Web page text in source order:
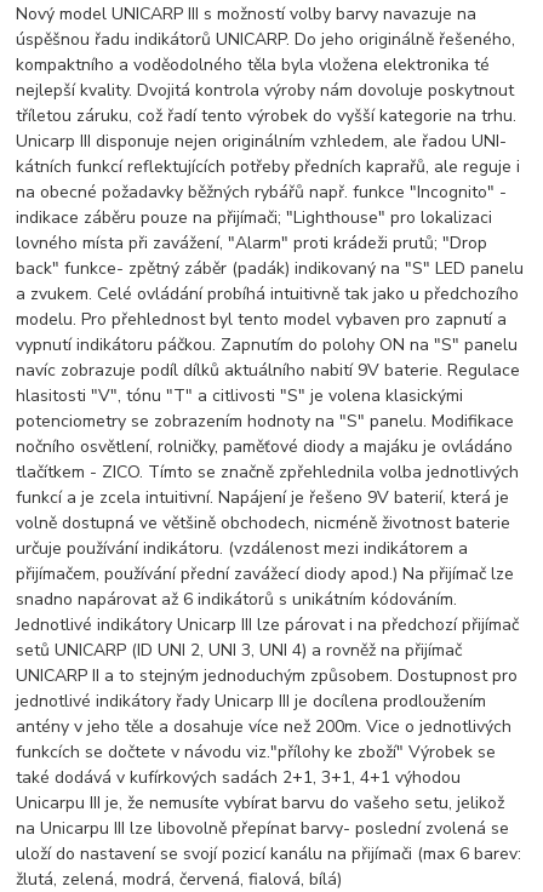
Nový model UNICARP III s možností volby barvy navazuje na
úspěšnou řadu indikátorů UNICARP. Do jeho originálně řešeného,
kompaktního a voděodolného těla byla vložena elektronika té
nejlepší kvality. Dvojitá kontrola výroby nám dovoluje poskytnout
tříletou záruku, což řadí tento výrobek do vyšší kategorie na trhu.
Unicarp III disponuje nejen originálním vzhledem, ale řadou UNI-
kátních funkcí reflektujících potřeby předních kaprařů, ale reguje i
na obecné požadavky běžných rybářů např. funkce "Incognito" -
indikace záběru pouze na přijímači; "Lighthouse" pro lokalizaci
lovného místa při zavážení, "Alarm" proti krádeži prutů; "Drop
back" funkce- zpětný záběr (padák) indikovaný na "S" LED panelu
a zvukem. Celé ovládání probíhá intuitivně tak jako u předchozího
modelu. Pro přehlednost byl tento model vybaven pro zapnutí a
vypnutí indikátoru páčkou. Zapnutím do polohy ON na "S" panelu
navíc zobrazuje podíl dílků aktuálního nabití 9V baterie. Regulace
hlasitosti "V", tónu "T" a citlivosti "S" je volena klasickými
potenciometry se zobrazením hodnoty na "S" panelu. Modifikace
nočního osvětlení, rolničky, paměťové diody a majáku je ovládáno
tlačítkem - ZICO. Tímto se značně zpřehlednila volba jednotlivých
funkcí a je zcela intuitivní. Napájení je řešeno 9V baterií, která je
volně dostupná ve většině obchodech, nicméně životnost baterie
určuje používání indikátoru. (vzdálenost mezi indikátorem a
přijímačem, používání přední zavážecí diody apod.) Na přijímač lze
snadno napárovat až 6 indikátorů s unikátním kódováním.
Jednotlivé indikátory Unicarp III lze párovat i na předchozí přijímač
setů UNICARP (ID UNI 2, UNI 3, UNI 4) a rovněž na přijímač
UNICARP II a to stejným jednoduchým způsobem. Dostupnost pro
jednotlivé indikátory řady Unicarp III je docílena prodloužením
antény v jeho těle a dosahuje více než 200m. Vice o jednotlivých
funkcích se dočtete v návodu viz."přílohy ke zboží" Výrobek se
také dodává v kufírkových sadách 2+1, 3+1, 4+1 výhodou
Unicarpu III je, že nemusíte vybírat barvu do vašeho setu, jelikož
na Unicarpu III lze libovolně přepínat barvy- poslední zvolená se
uloží do nastavení se svojí pozicí kanálu na přijímači (max 6 barev:
žlutá, zelená, modrá, červená, fialová, bílá)